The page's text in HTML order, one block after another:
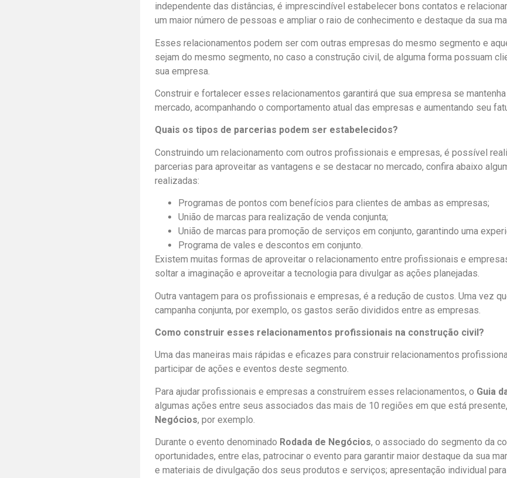
independente das distâncias, é imprescindível estabelecer bons contatos e
um maior número de pessoas e ampliar o raio de conhecimento e destaque da sua
Esses relacionamentos podem ser com outras empresas do mesmo segmento e
sejam do mesmo segmento, no caso a construção civil, de alguma forma possuam
sua empresa.
Construir e fortalecer esses relacionamentos garantirá que sua empresa se
mercado, acompanhando o comportamento atual das empresas e aumentando seu
Quais os tipos de parcerias podem ser estabelecidos?
Construindo um relacionamento com outros profissionais e empresas, é possível
parcerias para aproveitar as vantagens e se destacar no mercado, confira abaixo
realizadas:
Programas de pontos com benefícios para clientes de ambas as empresas;
União de marcas para realização de venda conjunta;
União de marcas para promoção de serviços em conjunto, garantindo uma
Programa de vales e descontos em conjunto.
Existem muitas formas de aproveitar o relacionamento entre profissionais e
soltar a imaginação e aproveitar a tecnologia para divulgar as ações planejadas.
Outra vantagem para os profissionais e empresas, é a redução de custos. Uma vez
campanha conjunta, por exemplo, os gastos serão divididos entre as empresas.
Como construir esses relacionamentos profissionais na construção civil?
Uma das maneiras mais rápidas e eficazes para construir relacionamentos
participar de ações e eventos deste segmento.
Para ajudar profissionais e empresas a construírem esses relacionamentos, o Guia
algumas ações entre seus associados das mais de 10 regiões em que está
Negócios, por exemplo.
Durante o evento denominado Rodada de Negócios, o associado do segmento da
oportunidades, entre elas, patrocinar o evento para garantir maior destaque da sua
e materiais de divulgação dos seus produtos e serviços; apresentação individual